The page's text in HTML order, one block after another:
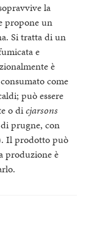
la
propone un
Si tratta di un
e
è
come
può essere
o dicjarsons
prugne, con
Il prodotto può
produzione è